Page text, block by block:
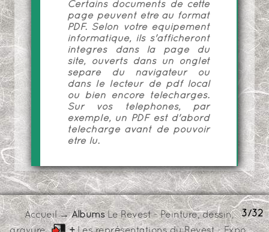
Certains documents de cette
page peuvent être au format
PDF. Selon votre équipement
informatique, ils s'afficheront
intégrés dans la page du
site, ouverts dans un onglet
séparé du navigateur ou
dans le lecteur de pdf local
ou bien encore téléchargés.
Sur vos téléphones, par
exemple, un PDF est d'abord
téléchargé avant de pouvoir
être lu.
3/32
Accueil→ AlbumsLe Revest - Peinture, dessin,